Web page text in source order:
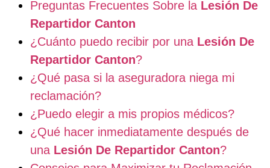
Preguntas Frecuentes Sobre la Lesión De
Repartidor Canton
¿Cuánto puedo recibir por una Lesión De
Repartidor Canton?
¿Qué pasa si la aseguradora niega mi
reclamación?
¿Puedo elegir a mis propios médicos?
¿Qué hacer inmediatamente después de
una Lesión De Repartidor Canton?